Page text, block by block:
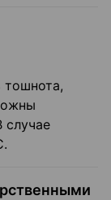
тошнота,
случае